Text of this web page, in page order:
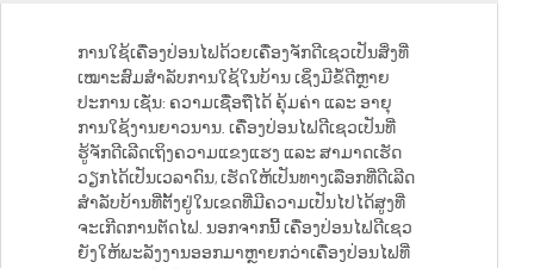
ການໃຊ້ເຄື່ອງປ່ອນໄຟດ້ວຍເຄື່ອງຈັກດີເຊວເປັນສິ່ງທີ່
ເໝາະສົມສຳລັບການໃຊ້ໃນບ້ານ ເຊິ່ງມີຂໍ້ດີຫຼາຍ
ປະການ ເຊັ່ນ: ຄວາມເຊື່ອຖືໄດ້ ຄຸ້ມຄ່າ ແລະ ອາຍຸ
ການໃຊ້ງານຍາວນານ. ເຄື່ອງປ່ອນໄຟດີເຊວເປັນທີ່
ຮູ້ຈັກດີເລີດເຖິງຄວາມແຂງແຮງ ແລະ ສາມາດເຮັດ
ວຽກໄດ້ເປັນເວລາດົນ, ເຮັດໃຫ້ເປັນທາງເລືອກທີ່ດີເລີດ
ສຳລັບບ້ານທີ່ຕັ້ງຢູ່ໃນເຂດທີ່ມີຄວາມເປັນໄປໄດ້ສູງທີ່
ຈະເກີດການຕັດໄຟ. ນອກຈາກນີ້ ເຄື່ອງປ່ອນໄຟດີເຊວ
ຍັງໃຫ້ພະລັງງານອອກມາຫຼາຍກວ່າເຄື່ອງປ່ອນໄຟທີ່